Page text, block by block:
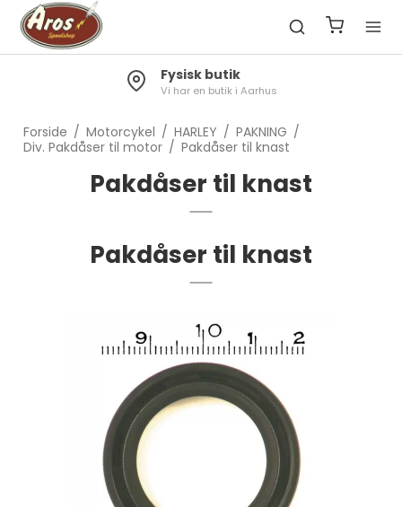
Fysisk butik
Vi har en butik i Aarhus
Forside / Motorcykel / HARLEY / PAKNING /
Div. Pakdåser til motor / Pakdåser til knast
Pakdåser til knast
Pakdåser til knast